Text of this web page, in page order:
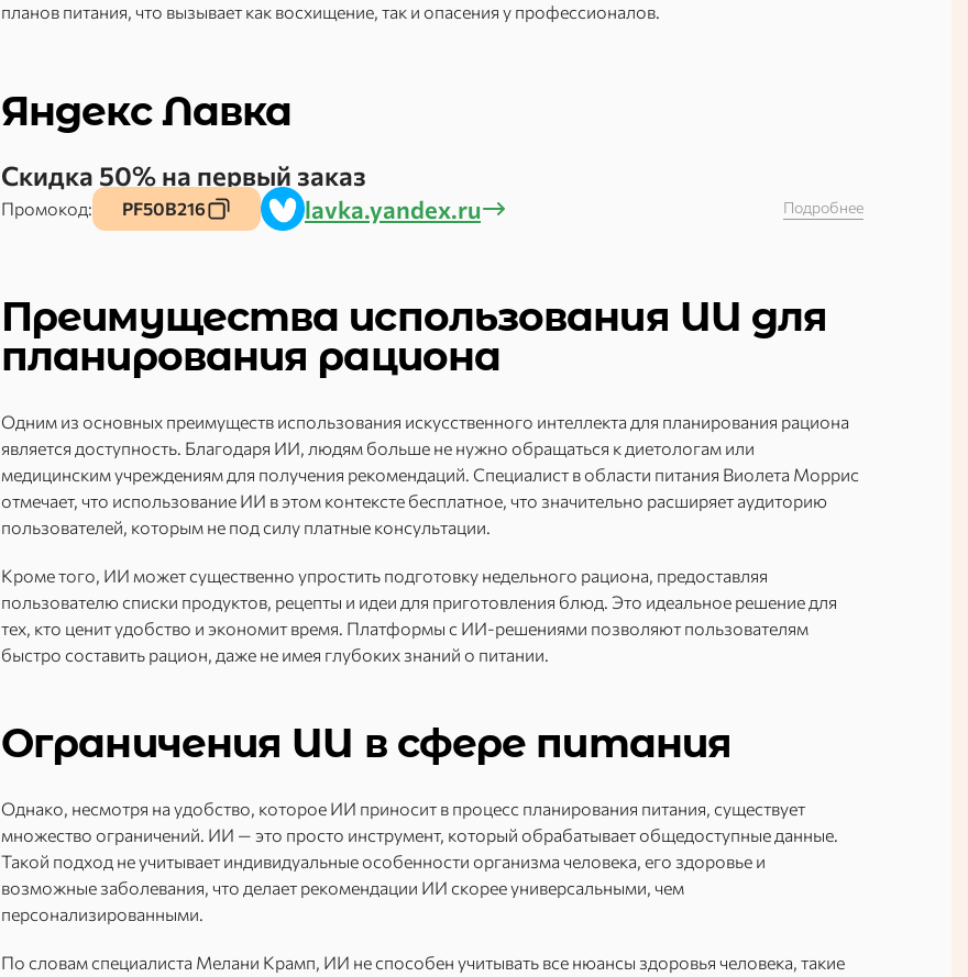
планов питания, что вызывает как восхищение, так и опасения у профессионалов.
Яндекс Лавка
Скидка 50% на первый заказ
Промокод: PF50B216 lavka.yandex.ru Подробнее
Преимущества использования ИИ для
планирования рациона
Одним из основных преимуществ использования искусственного интеллекта для планирования рациона
является доступность. Благодаря ИИ, людям больше не нужно обращаться к диетологам или
медицинским учреждениям для получения рекомендаций. Специалист в области питания Виолета Моррис
отмечает, что использование ИИ в этом контексте бесплатное, что значительно расширяет аудиторию
пользователей, которым не под силу платные консультации.
Кроме того, ИИ может существенно упростить подготовку недельного рациона, предоставляя
пользователю списки продуктов, рецепты и идеи для приготовления блюд. Это идеальное решение для
тех, кто ценит удобство и экономит время. Платформы с ИИ-решениями позволяют пользователям
быстро составить рацион, даже не имея глубоких знаний о питании.
Ограничения ИИ в сфере питания
Однако, несмотря на удобство, которое ИИ приносит в процесс планирования питания, существует
множество ограничений. ИИ — это просто инструмент, который обрабатывает общедоступные данные.
Такой подход не учитывает индивидуальные особенности организма человека, его здоровье и
возможные заболевания, что делает рекомендации ИИ скорее универсальными, чем
персонализированными.
По словам специалиста Мелани Крамп, ИИ не способен учитывать все нюансы здоровья человека, такие